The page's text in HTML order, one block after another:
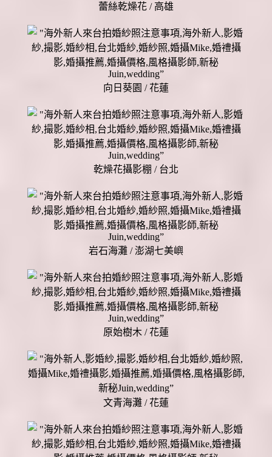
蕾絲乾燥花 / 高雄
向日葵園 / 花蓮
乾燥花攝影棚 / 台北
岩石海灘 / 澎湖七美嶼
原始樹木 / 花蓮
文青海灘 / 花蓮